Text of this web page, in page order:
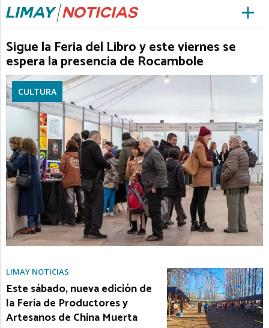
Sigue la Feria del Libro y este viernes se
espera la presencia de Rocambole
CULTURA
LIMAY NOTICIAS
Este sábado, nueva edición de
la Feria de Productores y
Artesanos de China Muerta